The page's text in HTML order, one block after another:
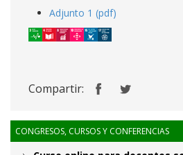
Adjunto 1 (pdf)
Compartir:
CONGRESOS, CURSOS Y CONFERENCIAS